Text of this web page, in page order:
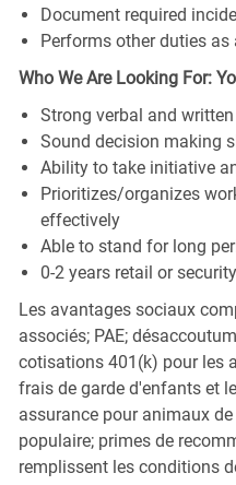
Document required
Performs other duties as
Who We Are Looking For:
Strong verbal and
Sound decision making
Ability to take initiative
Prioritizes/organizes
effectively
Able to stand for long
0-2 years retail or
Les avantages sociaux
associés; PAE;
cotisations 401(k) pour les
frais de garde d'enfants et
assurance pour animaux
populaire; primes de
remplissent les conditions